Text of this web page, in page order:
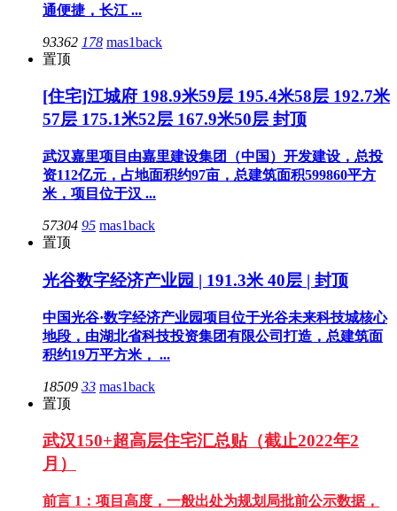
通便捷，长江 ...
93362 178 mas1back
置顶
[住宅]江城府 198.9米59层 195.4米58层 192.7米
57层 175.1米52层 167.9米50层 封顶
武汉嘉里项目由嘉里建设集团（中国）开发建设，总投
资112亿元，占地面积约97亩，总建筑面积599860平方
米，项目位于汉 ...
57304 95 mas1back
置顶
光谷数字经济产业园 | 191.3米 40层 | 封顶
中国光谷·数字经济产业园项目位于光谷未来科技城核心
地段，由湖北省科技投资集团有限公司打造，总建筑面
积约19万平方米， ...
18509 33 mas1back
置顶
武汉150+超高层住宅汇总贴（截止2022年2
月）
前言 1：项目高度，一般出处为规划局批前公示数据，